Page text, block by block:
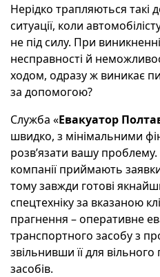
Нерідко трапляються такі
ситуації, коли
не під силу. При
несправності й
ходом, одразу ж виникає
за допомогою?
Служба «Евакуатор
швидко, з мінімальними
розв’язати вашу
компанії приймають
тому завжди готові
спецтехніку за вказаною
прагнення – оперативне
транспортного засобу з
звільнивши її для
засобів.